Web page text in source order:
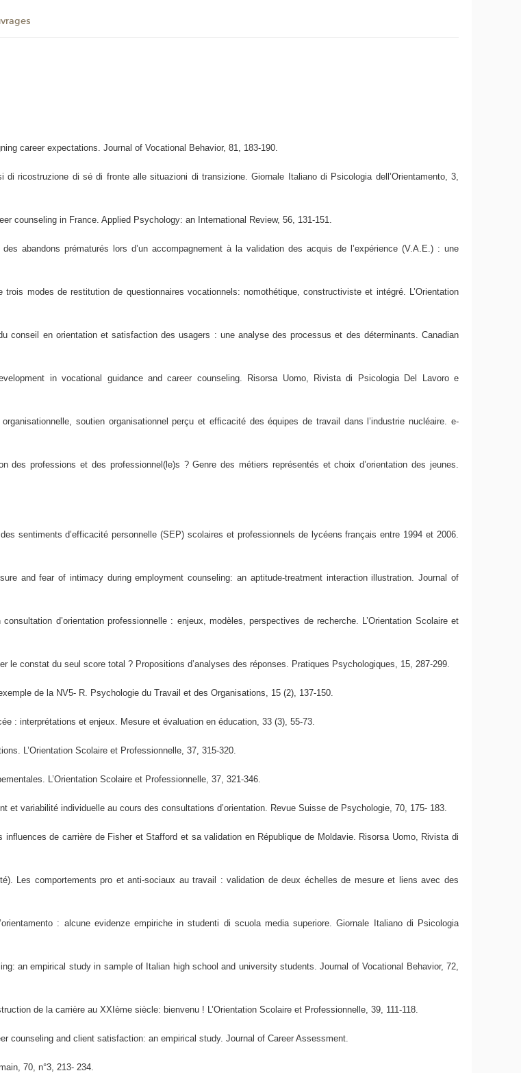
career expectations. Journal of Vocational Behavior, 81, 183-190.
ricostruzione di sé di fronte alle situazioni di transizione. Giornale Italiano di Psicologia dell’Orientamento, 3,
counseling in France. Applied Psychology: an International Review, 56, 131-151.
abandons prématurés lors d’un accompagnement à la validation des acquis de l’expérience (V.A.E.) : une
modes de restitution de questionnaires vocationnels: nomothétique, constructiviste et intégré. L’Orientation
en orientation et satisfaction des usagers : une analyse des processus et des déterminants. Canadian
in vocational guidance and career counseling. Risorsa Uomo, Rivista di Psicologia Del Lavoro e
soutien organisationnel perçu et efficacité des équipes de travail dans l’industrie nucléaire. e-
professions et des professionnel(le)s ? Genre des métiers représentés et choix d’orientation des jeunes.
sentiments d’efficacité personnelle (SEP) scolaires et professionnels de lycéens français entre 1994 et 2006.
and fear of intimacy during employment counseling: an aptitude-treatment interaction illustration. Journal of
d’orientation professionnelle : enjeux, modèles, perspectives de recherche. L’Orientation Scolaire et
le constat du seul score total ? Propositions d’analyses des réponses. Pratiques Psychologiques, 15, 287-299.
de la NV5- R. Psychologie du Travail et des Organisations, 15 (2), 137-150.
: interprétations et enjeux. Mesure et évaluation en éducation, 33 (3), 55-73.
L’Orientation Scolaire et Professionnelle, 37, 315-320.
L’Orientation Scolaire et Professionnelle, 37, 321-346.
variabilité individuelle au cours des consultations d’orientation. Revue Suisse de Psychologie, 70, 175- 183.
de carrière de Fisher et Stafford et sa validation en République de Moldavie. Risorsa Uomo, Rivista di
Les comportements pro et anti-sociaux au travail : validation de deux échelles de mesure et liens avec des
: alcune evidenze empiriche in studenti di scuola media superiore. Giornale Italiano di Psicologia
an empirical study in sample of Italian high school and university students. Journal of Vocational Behavior, 72,
de la carrière au XXIème siècle: bienvenu ! L’Orientation Scolaire et Professionnelle, 39, 111-118.
and client satisfaction: an empirical study. Journal of Career Assessment.
70, n°3, 213- 234.